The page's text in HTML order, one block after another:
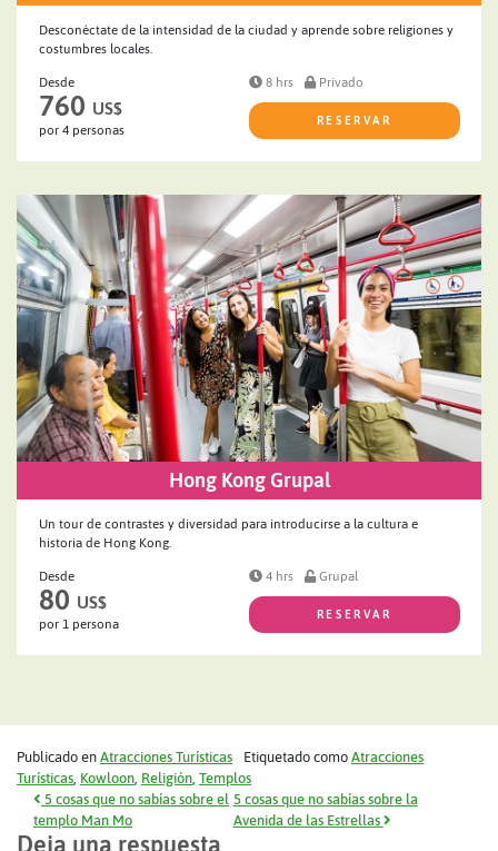
Desconéctate de la intensidad de la ciudad y aprende sobre religiones y
costumbres locales.
Desde
760 US$
por 4 personas
8 hrs Privado
RESERVAR
Hong Kong Grupal
Un tour de contrastes y diversidad para introducirse a la cultura e
historia de Hong Kong.
Desde
80 US$
por 1 persona
4 hrs Grupal
RESERVAR
Publicado en Atracciones Turísticas Etiquetado como Atracciones
Turísticas, Kowloon, Religión, Templos
Navegación de entradas
5 cosas que no sabías sobre el
templo Man Mo
5 cosas que no sabías sobre la
Avenida de las Estrellas
Deja una respuesta